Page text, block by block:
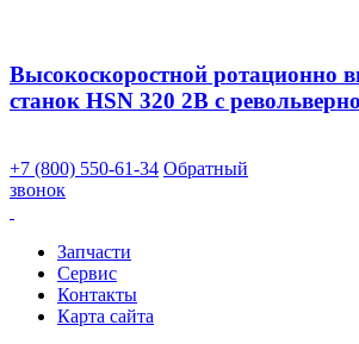
Высокоскоростной ротационно
станок HSN 320 2B с
+7 (800) 550-61-34 Обратный
звонок
Запчасти
Сервис
Контакты
Карта сайта